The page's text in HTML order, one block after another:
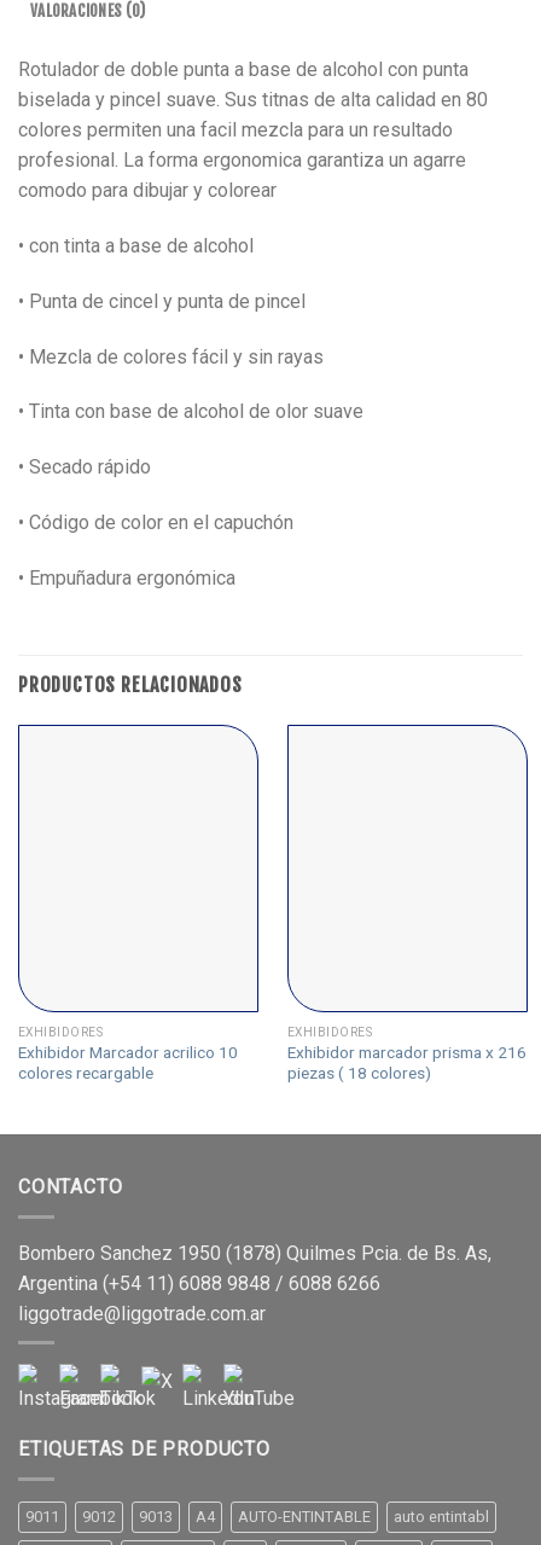
VALORACIONES (0)
Rotulador de doble punta a base de alcohol con punta
biselada y pincel suave. Sus titnas de alta calidad en 80
colores permiten una facil mezcla para un resultado
profesional. La forma ergonomica garantiza un agarre
comodo para dibujar y colorear
• con tinta a base de alcohol
• Punta de cincel y punta de pincel
• Mezcla de colores fácil y sin rayas
• Tinta con base de alcohol de olor suave
• Secado rápido
• Código de color en el capuchón
• Empuñadura ergonómica
PRODUCTOS RELACIONADOS
EXHIBIDORES
Exhibidor Marcador acrilico 10
colores recargable
EXHIBIDORES
Exhibidor marcador prisma x 216
piezas ( 18 colores)
CONTACTO
Bombero Sanchez 1950 (1878) Quilmes Pcia. de Bs. As,
Argentina (+54 11) 6088 9848 / 6088 6266
liggotrade@liggotrade.com.ar
ETIQUETAS DE PRODUCTO
9011 9012 9013 A4 AUTO-ENTINTABLE auto entintabl